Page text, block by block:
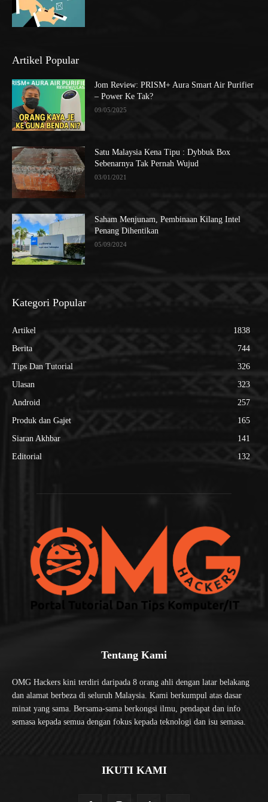
Artikel Popular
Jom Review: PRISM+ Aura Smart Air Purifier
– Power Ke Tak?
09/05/2025
Satu Malaysia Kena Tipu : Dybbuk Box
Sebenarnya Tak Pernah Wujud
03/01/2021
Saham Menjunam, Pembinaan Kilang Intel
Penang Dihentikan
05/09/2024
Kategori Popular
Artikel
1838
Berita
744
Tips Dan Tutorial
326
Ulasan
323
Android
257
Produk dan Gajet
165
Siaran Akhbar
141
Editorial
132
Tentang Kami
OMG Hackers kini terdiri daripada 8 orang ahli dengan latar belakang
dan alamat berbeza di seluruh Malaysia. Kami berkumpul atas dasar
minat yang sama. Bersama-sama berkongsi ilmu, pendapat dan info
semasa kepada semua dengan fokus kepada teknologi dan isu semasa.
IKUTI KAMI